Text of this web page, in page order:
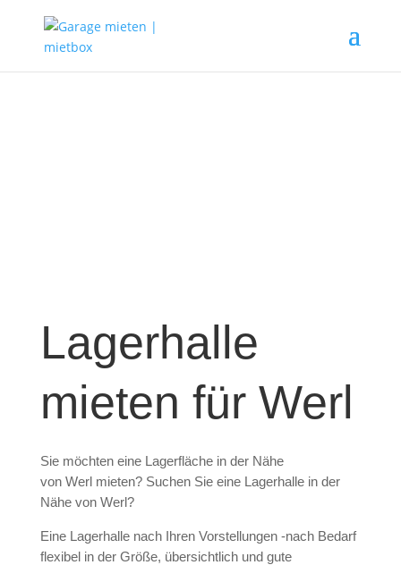
Lagerhalle
mieten für Werl
Sie möchten eine Lagerfläche in der Nähe
von Werl mieten? Suchen Sie eine Lagerhalle in der
Nähe von Werl?
Eine Lagerhalle nach Ihren Vorstellungen -nach Bedarf
flexibel in der Größe, übersichtlich und gute